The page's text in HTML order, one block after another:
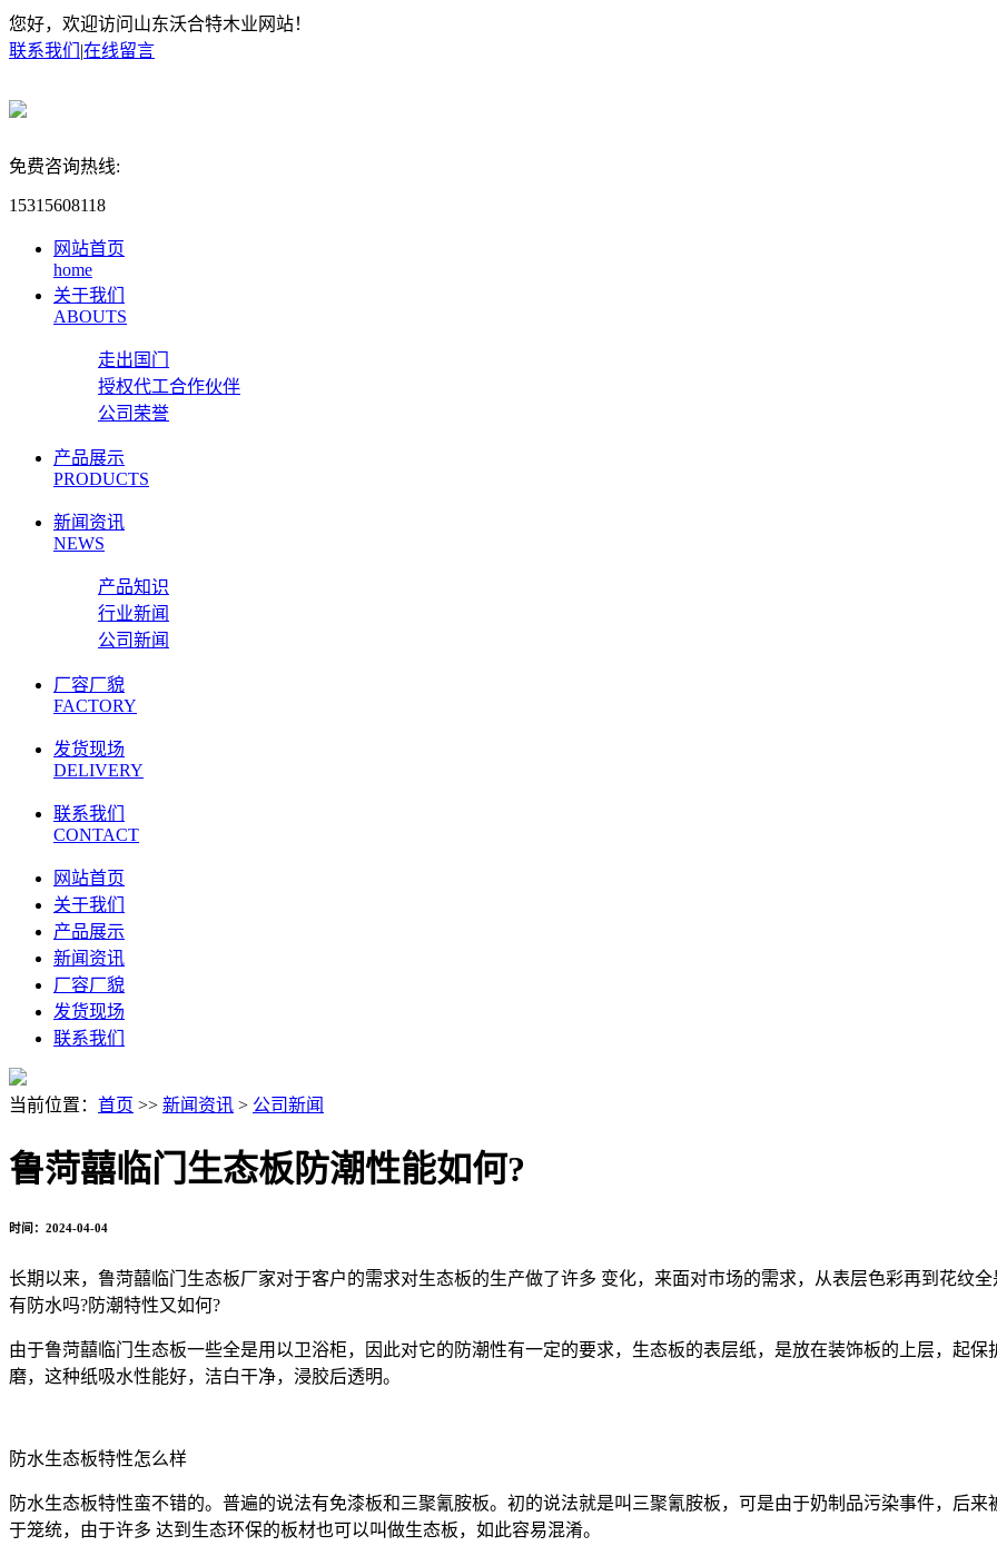
您好，欢迎访问山东沃合特木业网站！
联系我们 |在线留言
免费咨询热线:
15315608118
网站首页
home
关于我们
ABOUTS
走出国门
授权代工合作伙伴
公司荣誉
产品展示
PRODUCTS
新闻资讯
NEWS
产品知识
行业新闻
公司新闻
厂容厂貌
FACTORY
发货现场
DELIVERY
联系我们
CONTACT
网站首页
关于我们
产品展示
新闻资讯
厂容厂貌
发货现场
联系我们
当前位置： 首页 >> 新闻资讯 > 公司新闻
鲁菏囍临门生态板防潮性能如何?
时间：2024-04-04
长期以来，鲁菏囍临门生态板厂家对于客户的需求对生态板的生产做了许多 变化，来面对市场的需求，从表层色彩再到花纹
有防水吗?防潮特性又如何?
由于鲁菏囍临门生态板一些全是用以卫浴柜，因此对它的防潮性有一定的要求，生态板的表层纸，是放在装饰板的上层，起
磨，这种纸吸水性能好，洁白干净，浸胶后透明。
防水生态板特性怎么样
防水生态板特性蛮不错的。普遍的说法有免漆板和三聚氰胺板。初的说法就是叫三聚氰胺板，可是由于奶制品污染事件，后
于笼统，由于许多 达到生态环保的板材也可以叫做生态板，如此容易混淆。